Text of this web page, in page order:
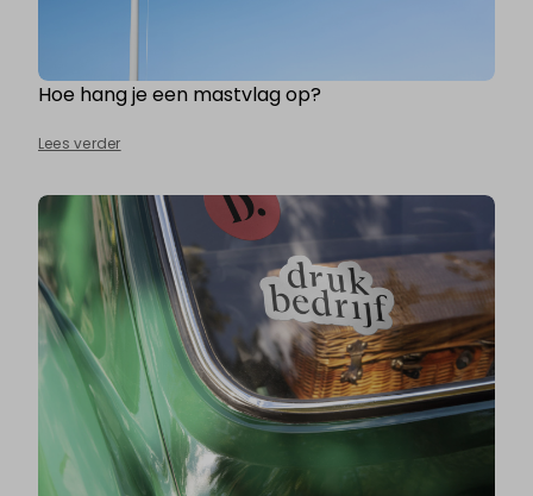
Hoe hang je een mastvlag op?
Lees verder